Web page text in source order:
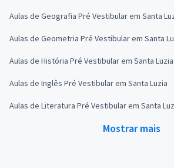
Aulas de Geografia Pré Vestibular em Santa
Aulas de Geometria Pré Vestibular em Santa
Aulas de História Pré Vestibular em Santa Luzia
Aulas de Inglês Pré Vestibular em Santa Luzia
Aulas de Literatura Pré Vestibular em Santa
Mostrar mais